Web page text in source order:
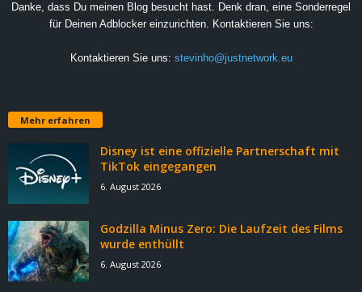
Danke, dass Du meinen Blog besucht hast. Denk dran, eine Sonderregel
für Deinen Adblocker einzurichten. Kontaktieren Sie uns:
Kontaktieren Sie uns: stevinho@justnetwork.eu
Mehr erfahren
Disney ist eine offizielle Partnerschaft mit
TikTok eingegangen
6. August 2026
Godzilla Minus Zero: Die Laufzeit des Films
wurde enthüllt
6. August 2026